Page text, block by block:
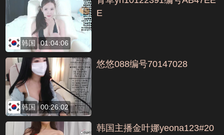
韩国 01:04:06
E
韩国 00:26:02
悠悠088编号70147028
韩国主播金叶娜yeona123#20